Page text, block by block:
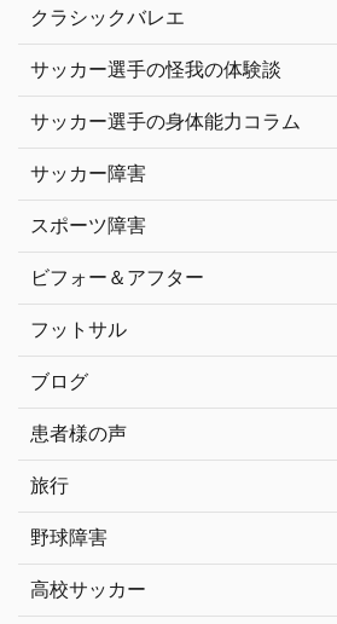
クラシックバレエ
サッカー選手の怪我の体験談
サッカー選手の身体能力コラム
サッカー障害
スポーツ障害
ビフォー＆アフター
フットサル
ブログ
患者様の声
旅行
野球障害
高校サッカー